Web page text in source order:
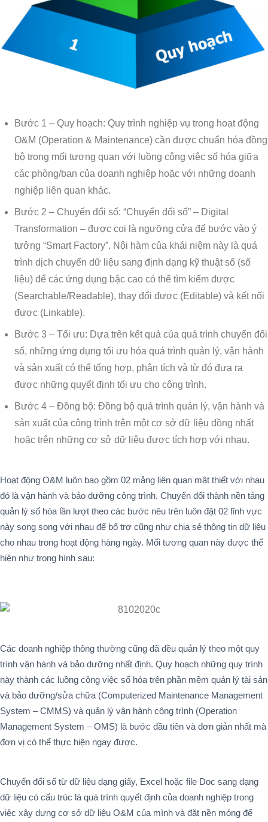
Bước 1 – Quy hoạch: Quy trình nghiệp vụ trong hoạt động
O&M (Operation & Maintenance) cần được chuẩn hóa đồng
bộ trong mối tương quan với luồng công việc số hóa giữa
các phòng/ban của doanh nghiệp hoặc với những doanh
nghiệp liên quan khác.
Bước 2 – Chuyển đổi số: “Chuyển đổi số” – Digital
Transformation – được coi là ngưỡng cửa để bước vào ý
tưởng “Smart Factory”. Nội hàm của khái niệm này là quá
trình dịch chuyển dữ liệu sang định dạng kỹ thuật số (số
liệu) để các ứng dụng bậc cao có thể tìm kiếm được
(Searchable/Readable), thay đổi được (Editable) và kết nối
được (Linkable).
Bước 3 – Tối ưu: Dựa trên kết quả của quá trình chuyển đổi
số, những ứng dụng tối ưu hóa quá trình quản lý, vận hành
và sản xuất có thể tổng hợp, phân tích và từ đó đưa ra
được những quyết định tối ưu cho công trình.
Bước 4 – Đồng bộ: Đồng bộ quá trình quản lý, vận hành và
sản xuất của công trình trên một cơ sở dữ liệu đồng nhất
hoặc trên những cơ sở dữ liệu được tích hợp với nhau.
Hoạt động O&M luôn bao gồm 02 mảng liên quan mật thiết với nhau
đó là vận hành và bảo dưỡng công trình. Chuyển đổi thành nền tảng
quản lý số hóa lần lượt theo các bước nêu trên luôn đặt 02 lĩnh vực
này song song với nhau để bổ trợ cũng như chia sẻ thông tin dữ liệu
cho nhau trong hoạt động hàng ngày. Mối tương quan này được thể
hiện như trong hình sau:
Các doanh nghiệp thông thường cũng đã đều quản lý theo một quy
trình vận hành và bảo dưỡng nhất định. Quy hoạch những quy trình
này thành các luồng công việc số hóa trên phần mềm quản lý tài sản
và bảo dưỡng/sửa chữa (Computerized Maintenance Management
System – CMMS) và quản lý vận hành công trình (Operation
Management System – OMS) là bước đầu tiên và đơn giản nhất mà
đơn vị có thể thực hiện ngay được.
Chuyển đổi số từ dữ liệu dạng giấy, Excel hoặc file Doc sang dạng
dữ liệu có cấu trúc là quá trình quyết định của doanh nghiệp trong
việc xây dựng cơ sở dữ liệu O&M của mình và đặt nền móng để